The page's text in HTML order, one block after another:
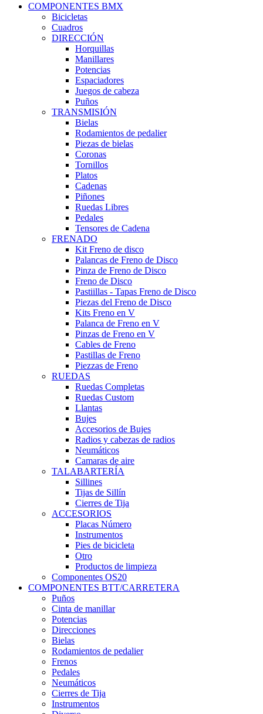
COMPONENTES BMX
Bicicletas
Cuadros
DIRECCIÓN
Horquillas
Manillares
Potencias
Espaciadores
Juegos de cabeza
Puños
TRANSMISIÓN
Bielas
Rodamientos de pedalier
Piezas de bielas
Coronas
Tornillos
Platos
Cadenas
Piñones
Ruedas Libres
Pedales
Tensores de Cadena
FRENADO
Kit Freno de disco
Palancas de Freno de Disco
Pinza de Freno de Disco
Freno de Disco
Pastiillas - Tapas Freno de Disco
Piezas del Freno de Disco
Kits Freno en V
Palanca de Freno en V
Pinzas de Freno en V
Cables de Freno
Pastillas de Freno
Piezzas de Freno
RUEDAS
Ruedas Completas
Ruedas Custom
Llantas
Bujes
Accesorios de Bujes
Radios y cabezas de radios
Neumáticos
Camaras de aire
TALABARTERÍA
Sillines
Tijas de Sillín
Cierres de Tija
ACCESORIOS
Placas Número
Instrumentos
Pies de bicicleta
Otro
Productos de limpieza
Componentes OS20
COMPONENTES BTT/CARRETERA
Puños
Cinta de manillar
Potencias
Direcciones
Bielas
Rodamientos de pedalier
Frenos
Pedales
Neumáticos
Cierres de Tija
Instrumentos